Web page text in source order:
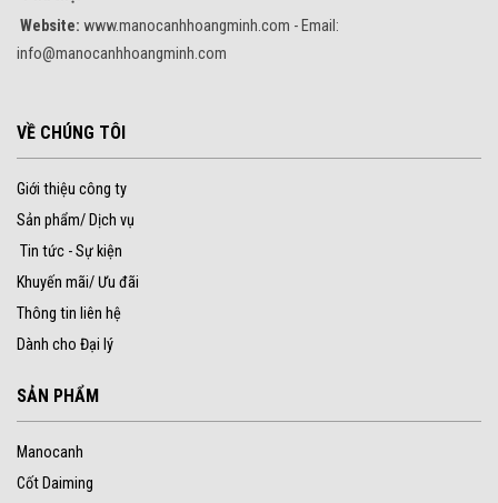
Website: www.manocanhhoangminh.com - Email:
info@manocanhhoangminh.com
VỀ CHÚNG TÔI
Giới thiệu công ty
Sản phẩm/ Dịch vụ
Tin tức - Sự kiện
Khuyến mãi/ Ưu đãi
Thông tin liên hệ
Dành cho Đại lý
SẢN PHẨM
Manocanh
Cốt Daiming